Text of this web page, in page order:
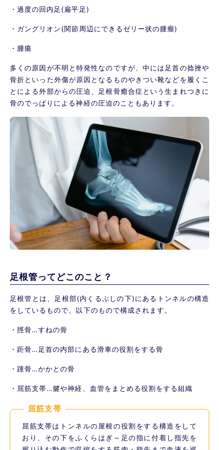
・過度の回内足(扁平足)
・ガングリオン(関節周辺にできるゼリー状の腫瘤)
・腫瘍
多くの原因が不明と特発性なのですが、中には足首の捻挫や
骨折といった外傷が原因となるものやきつい靴などを履くこ
とによる外部からの圧迫、足根骨癒合症という生まれつきに
骨のでっぱりによる神経の圧迫のこともあります。
足根管ってどこのこと？
足根管とは、足根部(内くるぶしの下)にあるトンネルの構造
をしているもので、以下のもので構成されます。
・脛骨…すねの骨
・距骨…足首の内部にある滑車の役割をする骨
・踵骨…かかとの骨
・屈筋支帯…腱や神経、血管をまとめる役割をする組織
屈筋支帯
屈筋支帯はトンネルの屋根の役割をする構造をして
おり、その下をふくらはぎ～足の指に付着し指先を